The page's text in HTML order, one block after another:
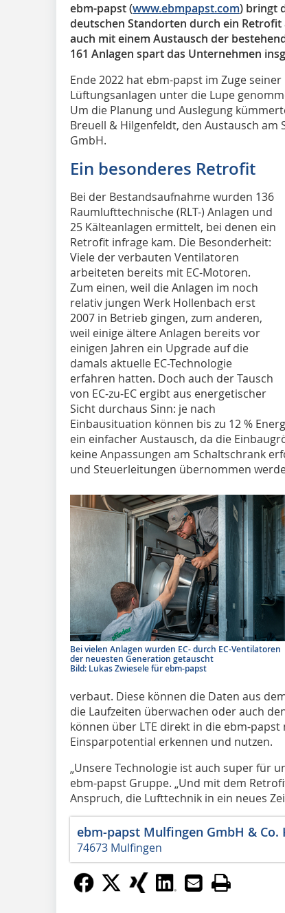
ebm-papst (www.ebmpapst.com) bringt
deutschen Standorten durch ein
auch mit einem Austausch der
161 Anlagen spart das Unternehmen
Ende 2022 hat ebm-papst im Zuge
Lüftungsanlagen unter die Lupe
Um die Planung und Auslegung
Breuell & Hilgenfeldt, den Austausch
GmbH.
Ein besonderes Retrofit
Bei der Bestandsaufnahme wurden 136
Raumlufttechnische (RLT-) Anlagen und
25 Kälteanlagen ermittelt, bei denen ein
Retrofit infrage kam. Die Besonderheit:
Viele der verbauten Ventilatoren
arbeiteten bereits mit EC-Motoren.
Zum einen, weil die Anlagen im noch
relativ jungen Werk Hollenbach erst
2007 in Betrieb gingen, zum anderen,
weil einige ältere Anlagen bereits vor
einigen Jahren ein Upgrade auf die
damals aktuelle EC-Technologie
erfahren hatten. Doch auch der Tausch
von EC-zu-EC ergibt aus energetischer
Sicht durchaus Sinn: je nach
Einbausituation können bis zu 12 %
ein einfacher Austausch, da die
keine Anpassungen am Schaltschrank
und Steuerleitungen übernommen
Bei vielen Anlagen wurden EC- durch EC-Ventilatoren
der neuesten Generation getauscht
Bild: Lukas Zwiesele für ebm-papst
verbaut. Diese können die Daten aus
die Laufzeiten überwachen oder auch
können über LTE direkt in die ebm-
Einsparpotential erkennen und nutzen.
„Unsere Technologie ist auch super für
ebm-papst Gruppe. „Und mit dem
Anspruch, die Lufttechnik in ein neues
ebm-papst Mulfingen GmbH & Co.
74673 Mulfingen